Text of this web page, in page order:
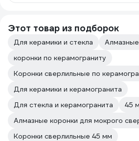
Этот товар из подборок
Для керамики и стекла
Алмазные
коронки по керамограниту
Коронки сверлильные по
Для керамики и керамогранита
Для стекла и керамогранита
45
Алмазные коронки для мокрого
Коронки сверлильные 45 мм